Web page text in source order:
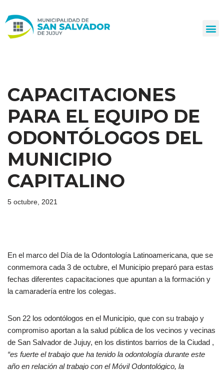
al
CAPACITACIONES
PARA EL EQUIPO DE
ODONTÓLOGOS DEL
MUNICIPIO
CAPITALINO
5 octubre, 2021
En el marco del Día de la Odontología Latinoamericana, que se
conmemora cada 3 de octubre, el Municipio preparó para estas
fechas diferentes capacitaciones que apuntan a la formación y
la camaradería entre los colegas.
Son 22 los odontólogos en el Municipio, que con su trabajo y
compromiso aportan a la salud pública de los vecinos y vecinas
de San Salvador de Jujuy, en los distintos barrios de la Ciudad ,
“es fuerte el trabajo que ha tenido la odontología durante este
año en relación al trabajo con el Móvil Odontológico, la